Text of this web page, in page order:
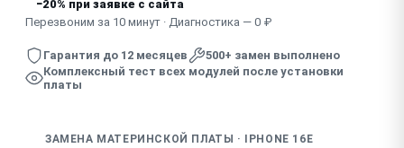
−20% при заявке с сайта
Перезвоним за 10 минут · Диагностика — 0 ₽
Гарантия до 12 месяцев
500+ замен выполнено
Комплексный тест всех модулей после установки
платы
ЗАМЕНА МАТЕРИНСКОЙ ПЛАТЫ · IPHONE 16E